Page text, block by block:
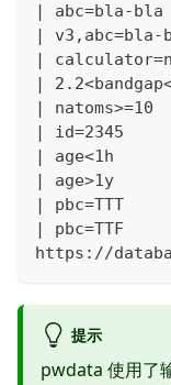
| abc=bla-
|
|
|
|
|
| age<1h
| age>1y
| pbc=TTT
| pbc=TTF
https://
提示
pwdata 使用了